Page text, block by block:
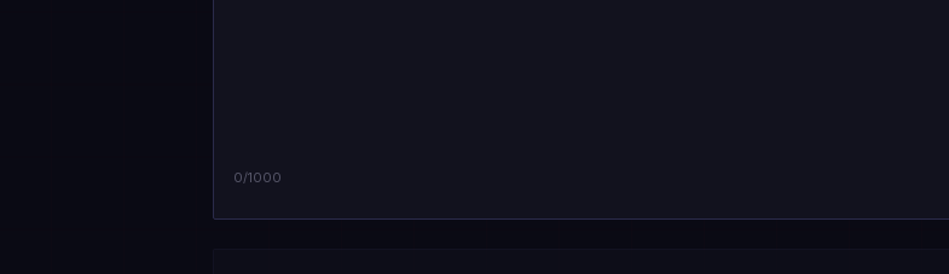
0/1000